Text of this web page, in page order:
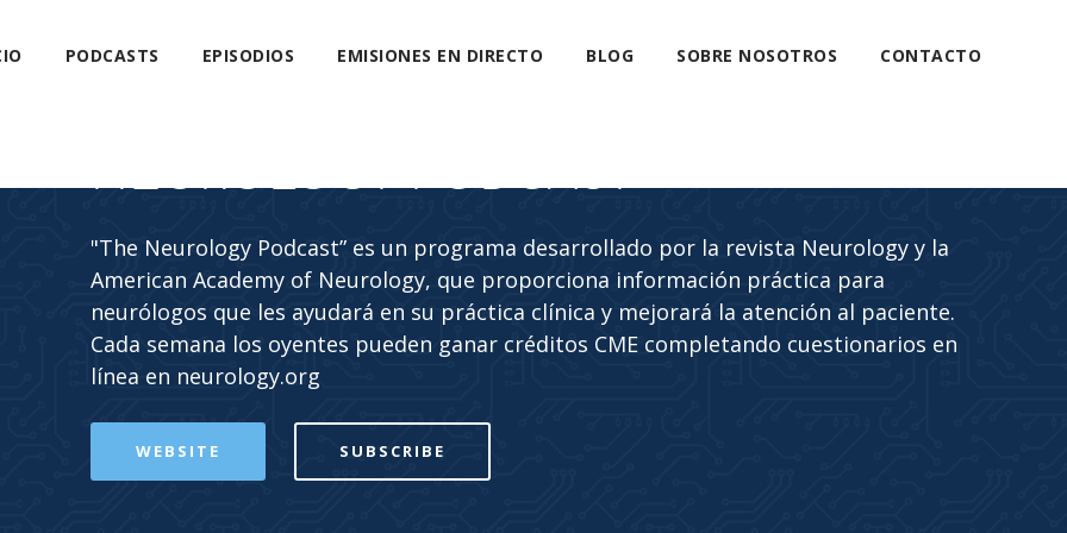
PODCASTS EPISODIOS EMISIONES EN DIRECTO BLOG SOBRE NOSOTROS CONTACTO
NEUROLOGY PODCAST
"The Neurology Podcast” es un programa desarrollado por la revista Neurology y la
American Academy of Neurology, que proporciona información práctica para
neurólogos que les ayudará en su práctica clínica y mejorará la atención al paciente.
Cada semana los oyentes pueden ganar créditos CME completando cuestionarios en
línea en neurology.org
WEBSITE SUBSCRIBE